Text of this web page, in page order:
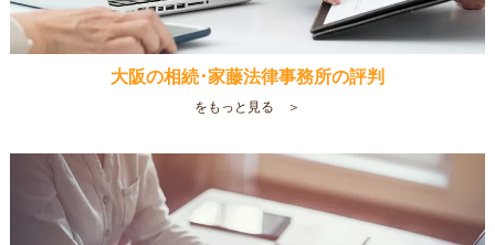
大阪の相続･家藤法律事務所の評判
をもっと見る ＞